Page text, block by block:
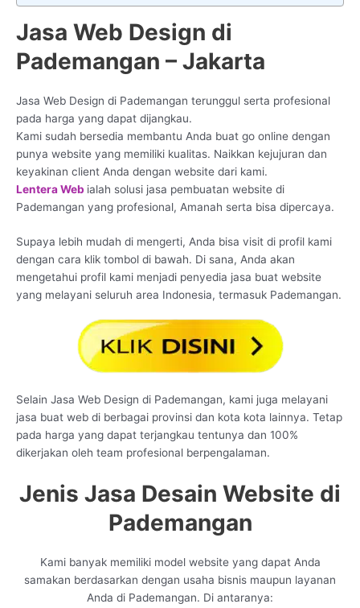
Jasa Web Design di
Pademangan – Jakarta
Jasa Web Design di Pademangan terunggul serta profesional
pada harga yang dapat dijangkau.
Kami sudah bersedia membantu Anda buat go online dengan
punya website yang memiliki kualitas. Naikkan kejujuran dan
keyakinan client Anda dengan website dari kami.
Lentera Web ialah solusi jasa pembuatan website di
Pademangan yang profesional, Amanah serta bisa dipercaya.
Supaya lebih mudah di mengerti, Anda bisa visit di profil kami
dengan cara klik tombol di bawah. Di sana, Anda akan
mengetahui profil kami menjadi penyedia jasa buat website
yang melayani seluruh area Indonesia, termasuk Pademangan.
Selain Jasa Web Design di Pademangan, kami juga melayani
jasa buat web di berbagai provinsi dan kota kota lainnya. Tetap
pada harga yang dapat terjangkau tentunya dan 100%
dikerjakan oleh team profesional berpengalaman.
Jenis Jasa Desain Website di
Pademangan
Kami banyak memiliki model website yang dapat Anda
samakan berdasarkan dengan usaha bisnis maupun layanan
Anda di Pademangan. Di antaranya: